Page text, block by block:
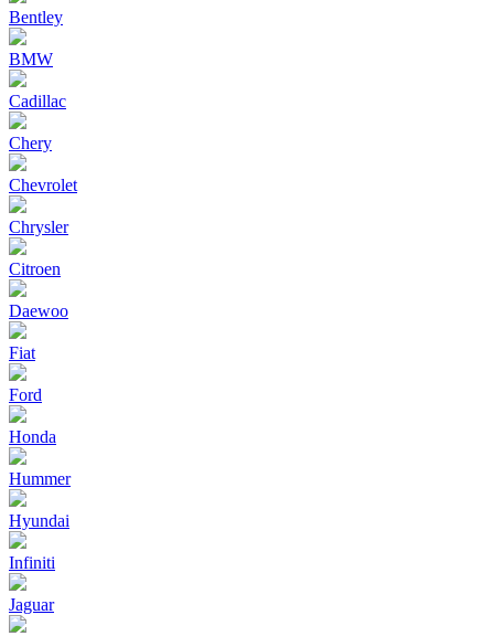
Bentley
BMW
Cadillac
Chery
Chevrolet
Chrysler
Citroen
Daewoo
Fiat
Ford
Honda
Hummer
Hyundai
Infiniti
Jaguar